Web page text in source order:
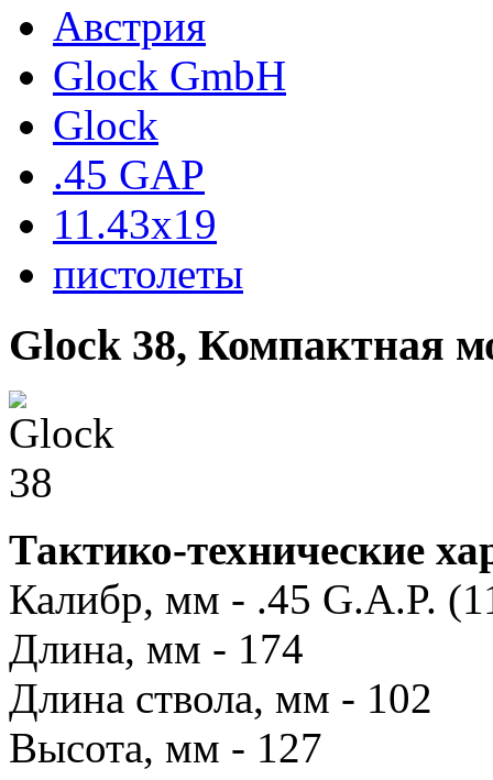
Австрия
Glock GmbH
Glock
.45 GAP
11.43x19
пистолеты
Glock 38, Компактная
Тактико-технические
Калибр, мм - .45 G.A.P.
Длина, мм - 174
Длина ствола, мм - 102
Высота, мм - 127